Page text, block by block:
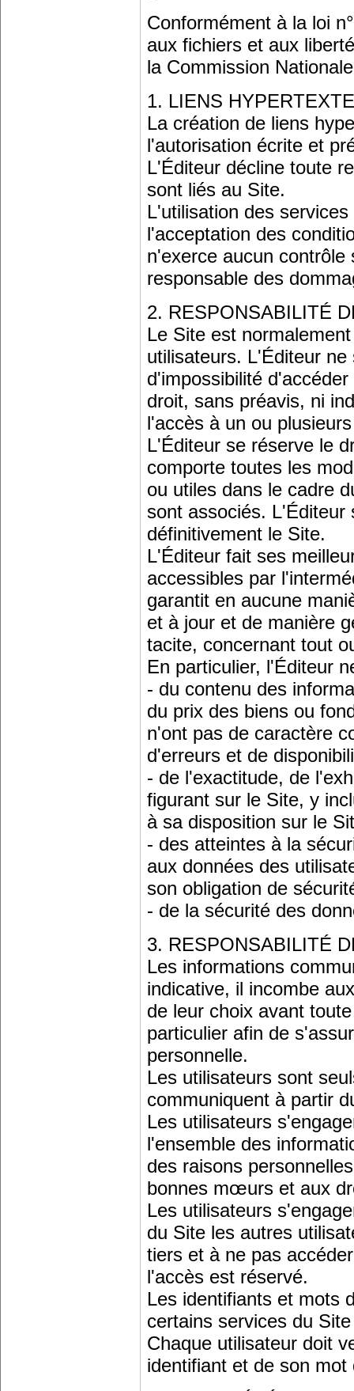
Conformément à la loi
aux fichiers et aux
la Commission
1. LIENS
La création de liens
l'autorisation écrite et
L'Éditeur décline toute
sont liés au Site.
L'utilisation des
l'acceptation des
n'exerce aucun
responsable des
2. RESPONSABILITÉ
Le Site est
utilisateurs. L'Éditeur
d'impossibilité
droit, sans préavis, ni
l'accès à un ou
L'Éditeur se réserve le
comporte toutes les
ou utiles dans le cadre
sont associés.
définitivement le Site.
L'Éditeur fait ses
accessibles par
garantit en aucune
et à jour et de manière
tacite, concernant tout
En particulier, l'Éditeur
- du contenu des
du prix des biens ou
n'ont pas de caractère
d'erreurs et de
- de l'exactitude, de
figurant sur le Site, y
à sa disposition sur le
- des atteintes à la
aux données des
son obligation de
- de la sécurité des
3. RESPONSABILITÉ
Les informations
indicative, il incombe
de leur choix avant
particulier afin de
personnelle.
Les utilisateurs sont
communiquent à partir
Les utilisateurs
l'ensemble des
des raisons
bonnes mœurs et aux
Les utilisateurs
du Site les autres
tiers et à ne pas
l'accès est réservé.
Les identifiants et mots
certains services du
Chaque utilisateur doit
identifiant et de son mot